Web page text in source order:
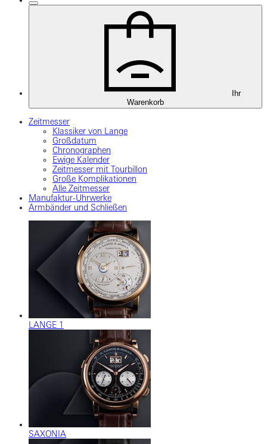
Ihr
Warenkorb
Zeitmesser
Klassiker von Lange
Großdatum
Chronographen
Ewige Kalender
Zeitmesser mit Tourbillon
Große Komplikationen
Alle Zeitmesser
Manufaktur-Uhrwerke
Armbänder und Schließen
LANGE 1
SAXONIA